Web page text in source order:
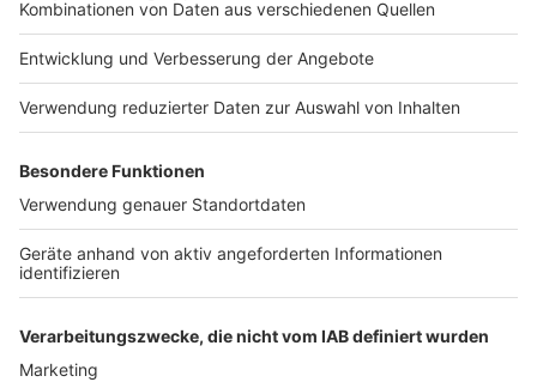
sieben Punkte aus den vergangenen fünf Spielen.
Anzeige
Rückrunde das Markenzeichen vom SCP sein, doch
sollte es etwas werden mit dem Klassenerhalt in der
Bundesliga, dann muss sich die Abwehrarbeit
verbessern. Paderborn stellt nämlich die
zweitschlechteste Defensive der Liga. Hier ist noch
Anzeige